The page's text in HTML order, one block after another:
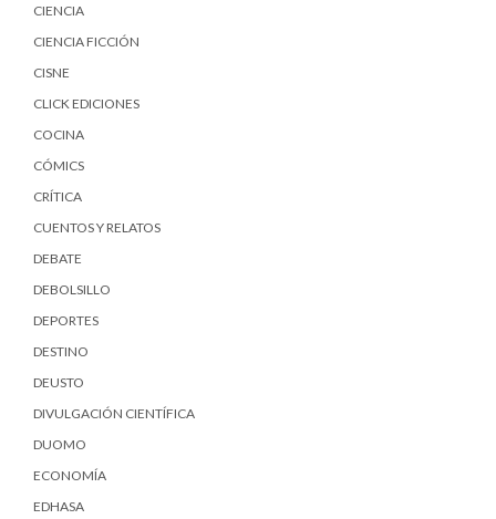
CIENCIA
CIENCIA FICCIÓN
CISNE
CLICK EDICIONES
COCINA
CÓMICS
CRÍTICA
CUENTOS Y RELATOS
DEBATE
DEBOLSILLO
DEPORTES
DESTINO
DEUSTO
DIVULGACIÓN CIENTÍFICA
DUOMO
ECONOMÍA
EDHASA